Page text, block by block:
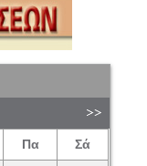
Πα Σά